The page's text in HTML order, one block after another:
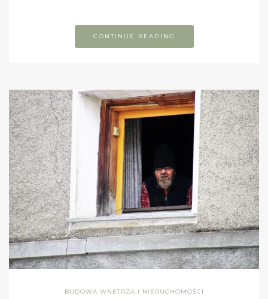
CONTINUE READING
BUDOWA WNETRZA I NIERUCHOMOŚCI